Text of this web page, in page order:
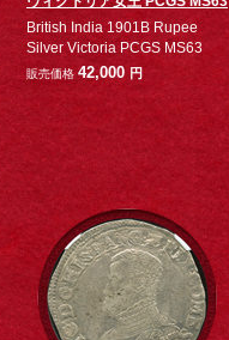
British India 1901B Rupee
Silver Victoria PCGS MS63
販売価格 42,000 円